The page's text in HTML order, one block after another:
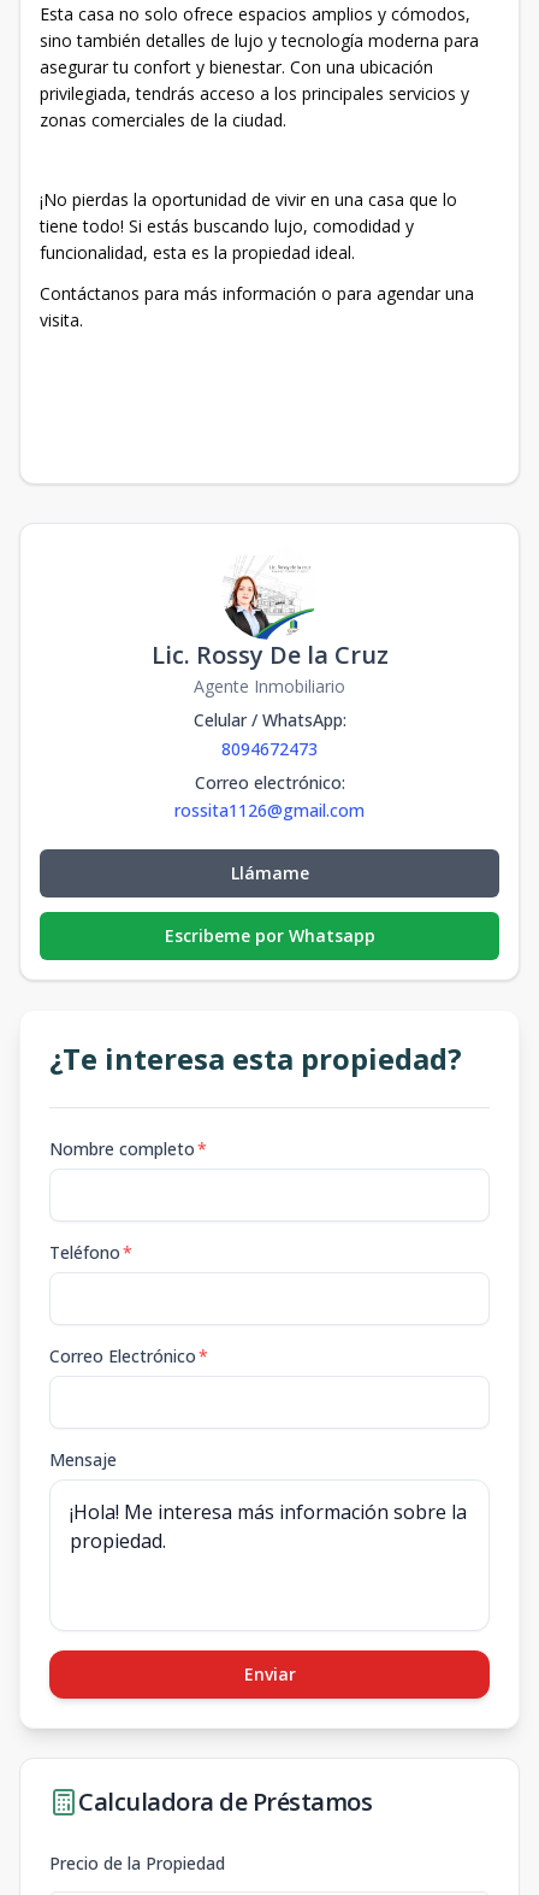
Esta casa no solo ofrece espacios amplios y cómodos,
sino también detalles de lujo y tecnología moderna para
asegurar tu confort y bienestar. Con una ubicación
privilegiada, tendrás acceso a los principales servicios y
zonas comerciales de la ciudad.
¡No pierdas la oportunidad de vivir en una casa que lo
tiene todo! Si estás buscando lujo, comodidad y
funcionalidad, esta es la propiedad ideal.
Contáctanos para más información o para agendar una
visita.
Lic. Rossy De la Cruz
Agente Inmobiliario
Celular / WhatsApp:
8094672473
Correo electrónico:
rossita1126@gmail.com
Llámame
Escribeme por Whatsapp
¿Te interesa esta propiedad?
Nombre completo*
Teléfono*
Correo Electrónico*
Mensaje
Enviar
Calculadora de Préstamos
Precio de la Propiedad